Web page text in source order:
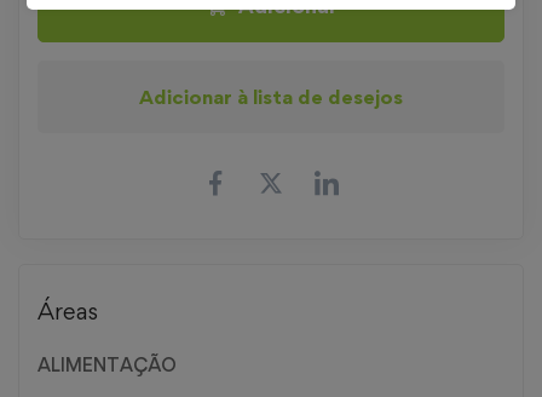
Adicionar
Adicionar à lista de desejos
Áreas
ALIMENTAÇÃO